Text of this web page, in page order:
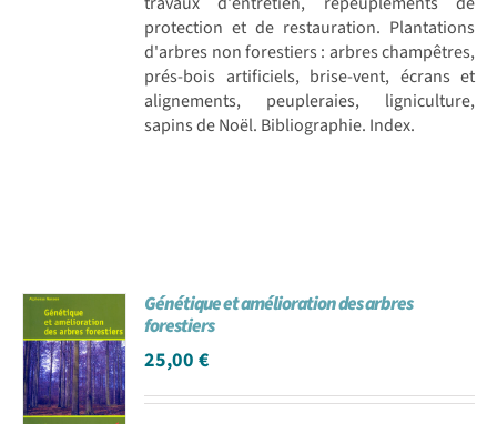
protection et de restauration. Plantations
d'arbres non forestiers : arbres champêtres,
prés-bois artificiels, brise-vent, écrans et
alignements, peupleraies, ligniculture,
sapins de Noël. Bibliographie. Index.
Génétique et amélioration des arbres
forestiers
25,00€